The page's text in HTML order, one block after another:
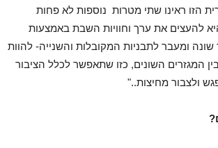
הזו ראינו שתי מטרות נוספות לא פחות
להעצים את ערך וחוויות השבת באמצעות
ומעבר לתבניות המקובלות והשנייה- להוות
המגזרים השונים, כזו שתאפשר לכלל הציבור
ולצבור מחיצות.."